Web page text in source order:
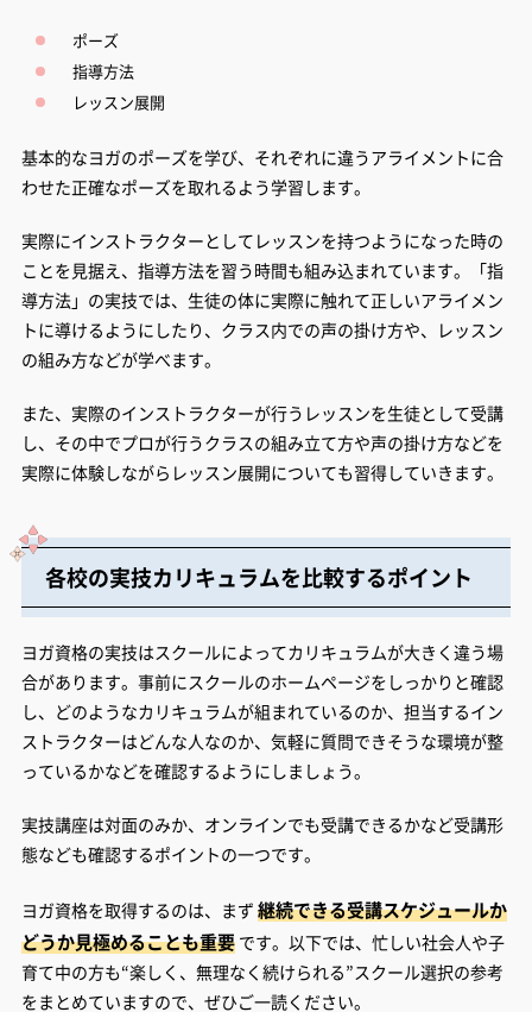
ポーズ
指導方法
レッスン展開
基本的なヨガのポーズを学び、それぞれに違うアライメントに合
わせた正確なポーズを取れるよう学習します。
実際にインストラクターとしてレッスンを持つようになった時の
ことを見据え、指導方法を習う時間も組み込まれています。「指
導方法」の実技では、生徒の体に実際に触れて正しいアライメン
トに導けるようにしたり、クラス内での声の掛け方や、レッスン
の組み方などが学べます。
また、実際のインストラクターが行うレッスンを生徒として受講
し、その中でプロが行うクラスの組み立て方や声の掛け方などを
実際に体験しながらレッスン展開についても習得していきます。
各校の実技カリキュラムを比較するポイント
ヨガ資格の実技はスクールによってカリキュラムが大きく違う場
合があります。事前にスクールのホームページをしっかりと確認
し、どのようなカリキュラムが組まれているのか、担当するイン
ストラクターはどんな人なのか、気軽に質問できそうな環境が整
っているかなどを確認するようにしましょう。
実技講座は対面のみか、オンラインでも受講できるかなど受講形
態なども確認するポイントの一つです。
ヨガ資格を取得するのは、まず 継続できる受講スケジュールか
どうか見極めることも重要 です。以下では、忙しい社会人や子
育て中の方も“楽しく、無理なく続けられる”スクール選択の参考
をまとめていますので、ぜひご一読ください。